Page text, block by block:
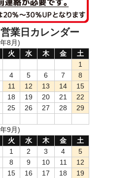
営業日カレンダー
8月)
火 水 木 金
土
1
4 5 6 7
8
11 12 13 14
15
18 19 20 21
22
25 26 27 28
29
9月)
火 水 木 金
土
1
2 3 4
5
8 9 10 11
12
15 16 17 18
19